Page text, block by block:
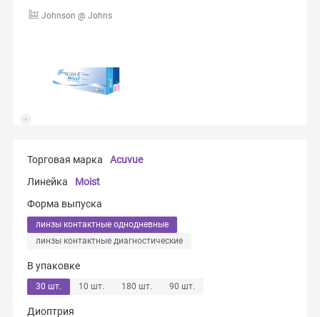
Johnson @ Johns
Торговая марка
Acuvue
Линейка
Moist
Форма выпуска
линзы контактные однодневные
линзы контактные диагностические
В упаковке
30 шт. 10 шт. 180 шт. 90 шт.
Диоптрия